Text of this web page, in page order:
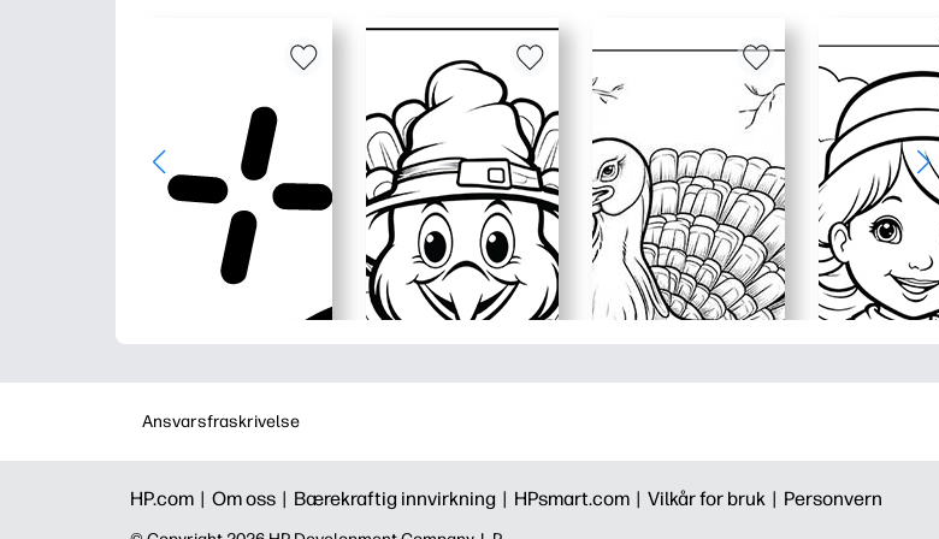
Ansvarsfraskrivelse
HP.com | Om oss | Bærekraftig innvirkning | HPsmart.com | Vilkår for bruk | Personvern